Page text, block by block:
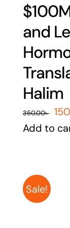
and
Halim
350.00৳
Add to
Sale!